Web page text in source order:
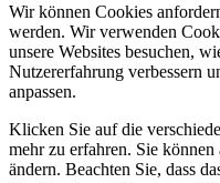
Wir können Cookies
werden. Wir verwenden
unsere Websites besuchen,
Nutzererfahrung verbessern
anpassen.
Klicken Sie auf die
mehr zu erfahren. Sie
ändern. Beachten Sie, dass